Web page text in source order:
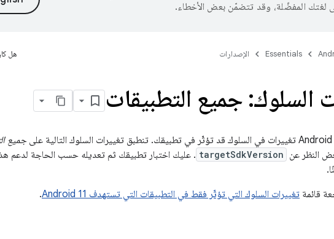
لغتك المفضّلة، وقد تتضمّن بعض الأخطاء.
Essentials الإصدارات هل
السلوك: جميع التطبيقات
جميع
targetSdkVersion . عليك اختبار تطبيقك ثم تعديله حسب الحاجة لدعم
قائمة تغييرات السلوك التي تؤثّر فقط في التطبيقات التي تستهدف Android 11 .